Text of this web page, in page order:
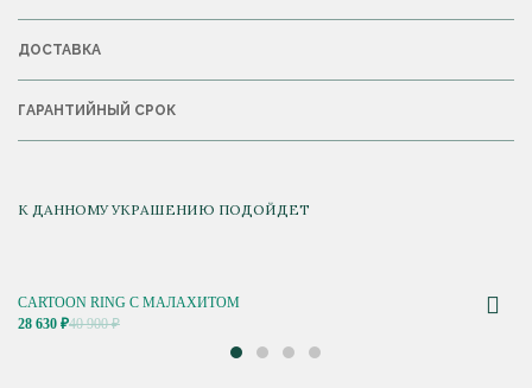
ДОСТАВКА
ГАРАНТИЙНЫЙ СРОК
К ДАННОМУ УКРАШЕНИЮ ПОДОЙДЕТ
CARTOON RING С МАЛАХИТОМ
28 630 ₽40 900 ₽